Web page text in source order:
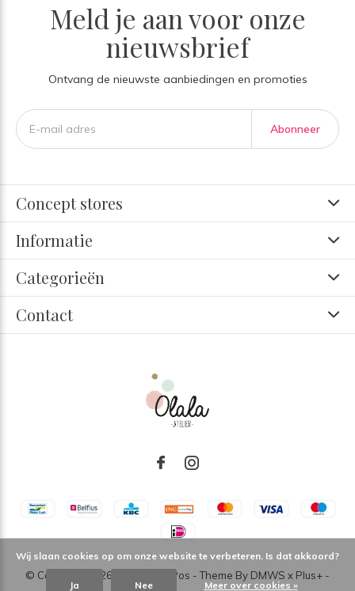
Meld je aan voor onze
nieuwsbrief
Ontvang de nieuwste aanbiedingen en promoties
Abonneer
Concept stores
Informatie
Categorieën
Contact
© Copyright 2026 - Theme RePos - Theme By DMWS x Plus+ -
Wij slaan cookies op om onze website te verbeteren. Is dat akkoord?
Ja Nee Meer over cookies »